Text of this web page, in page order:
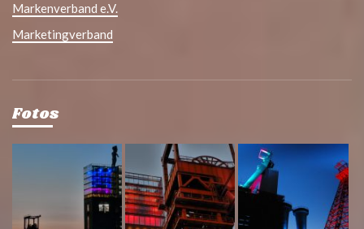
Markenverband e.V.
Marketingverband
Fotos